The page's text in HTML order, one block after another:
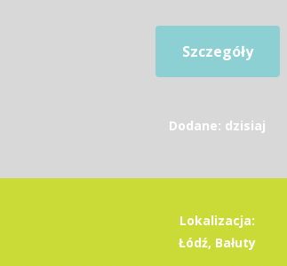
Szczegóły
Dodane: dzisiaj
Lokalizacja:
Łódź, Bałuty